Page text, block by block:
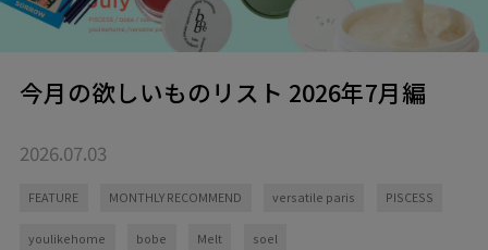
今月の欲しいものリスト 2026年7月編
2026.07.03
FEATURE MONTHLY RECOMMEND versatile paris PISCESS
youlikehome bobe Melt soel